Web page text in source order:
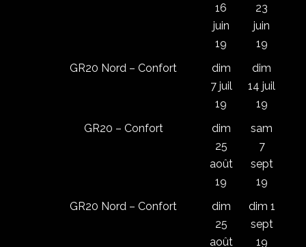
16
juin
19
23
juin
19
GR20 Nord – Confort
dim
7 juil
19
dim
14 juil
19
GR20 – Confort
dim
25
août
19
sam
7
sept
19
GR20 Nord – Confort
dim
25
août
dim 1
sept
19